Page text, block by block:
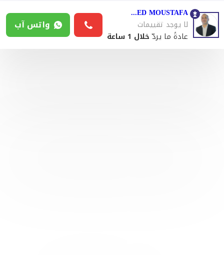
MOHAMED MOUSTAFA
لا يوجد تقييمات
عادةً ما يردّخلال 1 ساعة
واتس آب